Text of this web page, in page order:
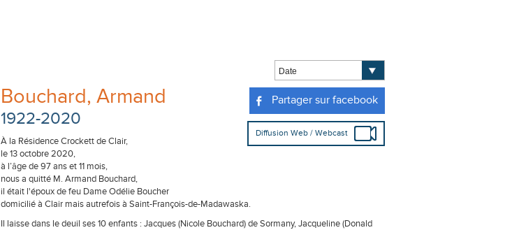
Partager sur facebook
Diffusion Web / Webcast
Bouchard, Armand
1922-2020
À la Résidence Crockett de Clair,
le 13 octobre 2020,
à l’âge de 97 ans et 11 mois,
nous a quitté M. Armand Bouchard,
il était l'époux de feu Dame Odélie Boucher
domicilié à Clair mais autrefois à Saint-François-de-Madawaska.
Il laisse dans le deuil ses 10 enfants : Jacques (Nicole Bouchard) de Sormany, Jacqueline (Donald